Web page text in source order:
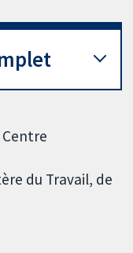
du Travail, de